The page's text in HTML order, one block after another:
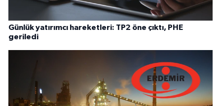
Günlük yatırımcı hareketleri: TP2 öne çıktı, PHE
geriledi